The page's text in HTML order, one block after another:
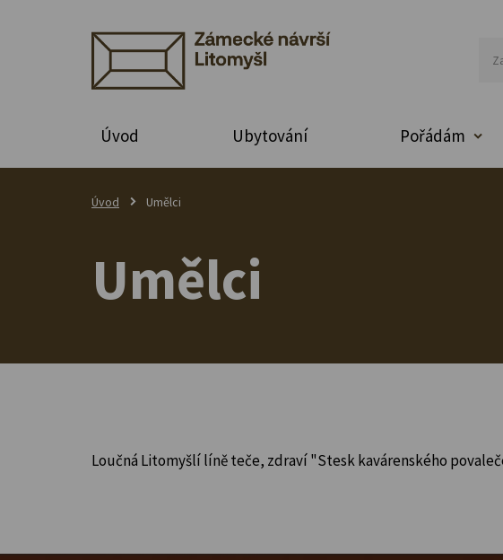
Úvod Ubytování Pořádám
Úvod Umělci
Umělci
Loučná Litomyšlí líně teče, zdraví "Stesk kavárenského